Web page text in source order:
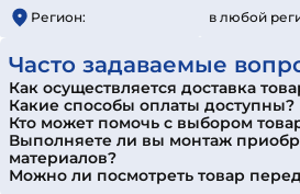
Регион: в любой
Часто задаваемые
Как осуществляется доставка
Какие способы оплаты доступны?
Кто может помочь с выбором
Выполняете ли вы монтаж
материалов?
Можно ли посмотреть товар